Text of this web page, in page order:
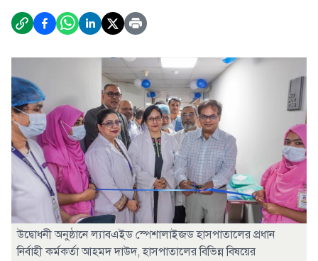
উদ্বোধনী অনুষ্ঠানে ল্যাবএইড স্পেশালাইজড হাসপাতালের প্রধান
নির্বাহী কর্মকর্তা আহমদ দাউদ, হাসপাতালের বিভিন্ন বিষয়ের